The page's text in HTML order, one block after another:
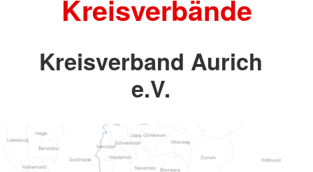
Kreisverbände
Kreisverband Aurich
e.V.